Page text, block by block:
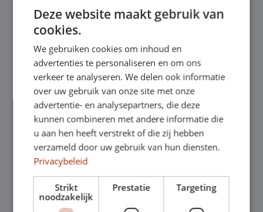
verplichtingen.
en profiteer je van flexibele
shortleasecontracten die tussentijds
aanpasbaar zijn. Zo blijf je wendbaar en
houd je grip op je mobiliteitskosten.
Klantervaringen
Deze website maakt gebruik van
cookies.
We gebruiken cookies om inhoud en
advertenties te personaliseren en om ons
verkeer te analyseren. We delen ook informatie
over uw gebruik van onze site met onze
advertentie- en analysepartners, die deze
kunnen combineren met andere informatie die
u aan hen heeft verstrekt of die zij hebben
verzameld door uw gebruik van hun diensten.
Privacybeleid
Strikt
noodzakelijk
Prestatie Targeting